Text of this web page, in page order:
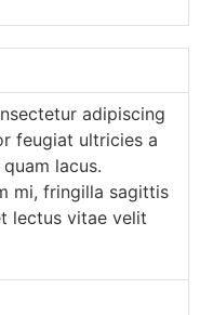
adipiscing
feugiat ultricies a
lacus.
mi, fringilla sagittis
lectus vitae velit